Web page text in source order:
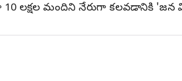
10 లక్షల మందిని నేరుగా కలవడానికి 'జన